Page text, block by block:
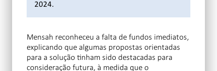
2024.
Mensah reconheceu a falta de fundos imediatos,
explicando que algumas propostas orientadas
para a solução tinham sido destacadas para
consideração futura, à medida que o